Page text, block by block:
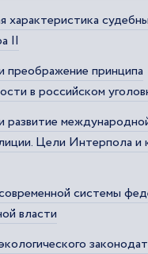
характеристика
II
преображение принципа
в российском
развитие
Цели Интерпола и
системы
власти